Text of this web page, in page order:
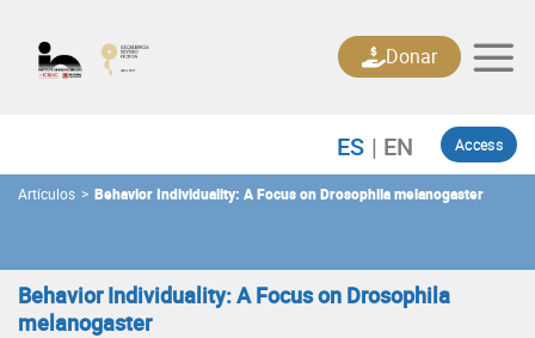
content
Access
Donar
Artículos > Behavior Individuality: A Focus on Drosophila melanogaster
Behavior Individuality: A Focus on Drosophila
melanogaster